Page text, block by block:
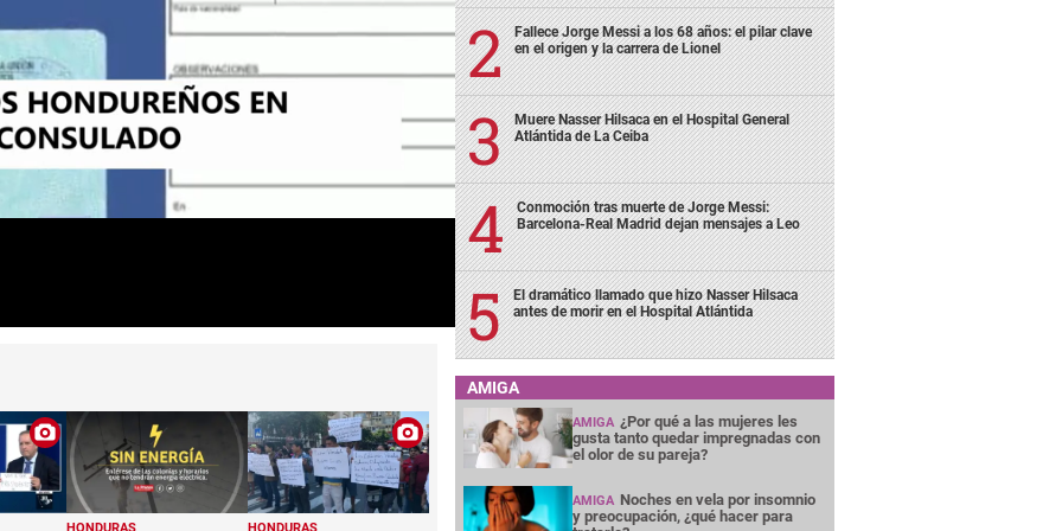
Fallece Jorge Messi a los 68 años: el pilar clave
en el origen y la carrera de Lionel
Muere Nasser Hilsaca en el Hospital General
Atlántida de La Ceiba
Conmoción tras muerte de Jorge Messi:
Barcelona-Real Madrid dejan mensajes a Leo
El dramático llamado que hizo Nasser Hilsaca
antes de morir en el Hospital Atlántida
AMIGA
AMIGA ¿Por qué a las mujeres les
gusta tanto quedar impregnadas con
el olor de su pareja?
AMIGA Noches en vela por insomnio
y preocupación, ¿qué hacer para